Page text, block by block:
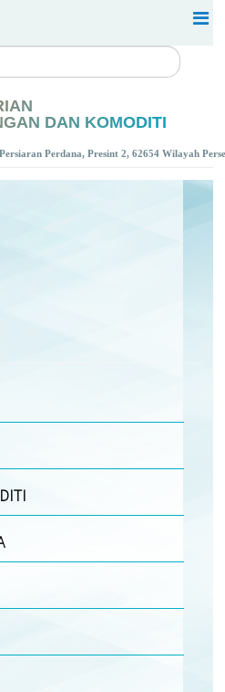
DAN KOMODITI
Perdana, Presint 2, 62654 Wilayah